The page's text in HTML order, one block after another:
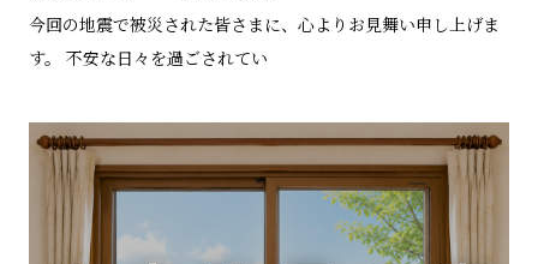
今回の地震で被災された皆さまに、心よりお見舞い申し上げま
す。 不安な日々を過ごされてい